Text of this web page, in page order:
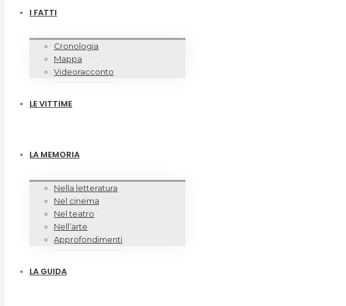
I FATTI
Cronologia
Mappa
Videoracconto
LE VITTIME
LA MEMORIA
Nella letteratura
Nel cinema
Nel teatro
Nell’arte
Approfondimenti
LA GUIDA